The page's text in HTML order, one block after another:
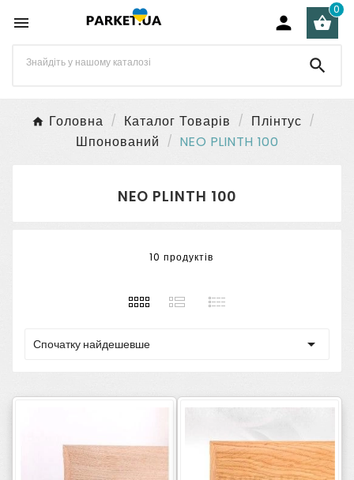
  
0

Головна Каталог Товарів
Плінтус
Шпонований
NEO PLINTH 100
NEO PLINTH 100
10 продуктів
Спочатку найдешевше 